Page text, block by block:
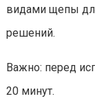
видами щепы
решений.
Важно: перед
20 минут.